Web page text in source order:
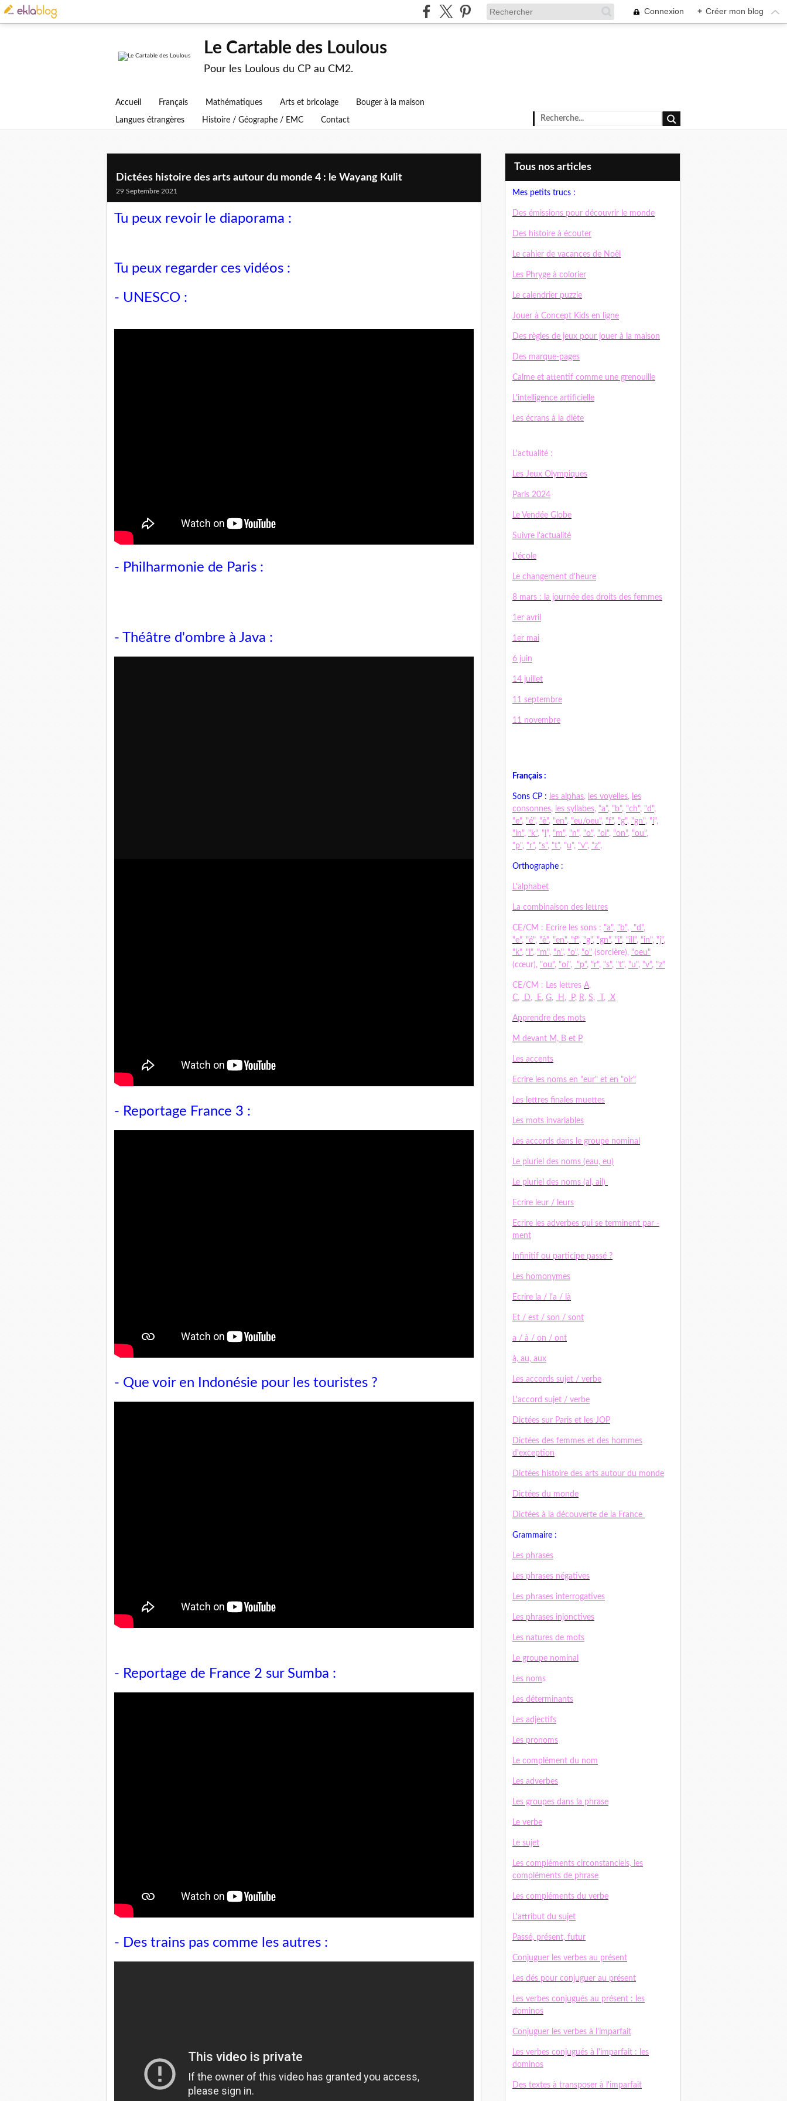
Connexion + Créer mon blog
Le Cartable des Loulous
Pour les Loulous du CP au CM2.
Accueil Français Mathématiques Arts et bricolage Bouger à la maison
Langues étrangères Histoire / Géographe / EMC Contact
Dictées histoire des arts autour du monde 4 : le Wayang Kulit
29 Septembre 2021
Tu peux revoir le diaporama :
Tu peux regarder ces vidéos :
- UNESCO :
- Philharmonie de Paris :
- Théâtre d'ombre à Java :
- Reportage France 3 :
- Que voir en Indonésie pour les touristes ?
- Reportage de France 2 sur Sumba :
- Des trains pas comme les autres :
Tous nos articles
Mes petits trucs :
Des émissions pour découvrir le monde
Des histoire à écouter
Le cahier de vacances de Noël
Les Phryge à colorier
Le calendrier puzzle
Jouer à Concept Kids en ligne
Des règles de jeux pour jouer à la maison
Des marque-pages
Calme et attentif comme une grenouille
L'intelligence artificielle
Les écrans à la diète
L'actualité :
Les Jeux Olympiques
Paris 2024
Le Vendée Globe
Suivre l'actualité
L'école
Le changement d'heure
8 mars : la journée des droits des femmes
1er avril
1er mai
6 juin
14 juillet
11 septembre
11 novembre
Français :
Sons CP : les alphas, les voyelles, les
consonnes, les syllabes, "a", "b", "ch", "d",
"e", "é", "è", "en", "eu/oeu", "f", "g", "gn", "i",
"in", "k", " ", "m", "n", "o", "oi", "on", "ou",
"p", "r", "s", "t", "u", "v", "z",
Orthographe :
L'alphabet
La combinaison des lettres
CE/CM : Ecrire les sons : "a", "b", "d",
"e", "é", "è", "en", "f", "g", "gn", "i", "ill", "in", "j",
"k", "l", "m", "n", "o", "o" (sorcière), "oeu"
(cœur), "ou", "oi", "p", "r", "s", "t", "u", "v", "z"
CE/CM : Les lettres A,
C, D, E, G, H , P, R, S, , X
Apprendre des mots
M devant M, B et P
Les accents
Ecrire les noms en "eur" et en "oir"
Les lettres finales muettes
Les mots invariables
Les accords dans le groupe nominal
Le pluriel des noms (eau, eu)
Le pluriel des noms (al, ail)
Ecrire leur / leurs
Ecrire les adverbes qui se terminent par -
ment
Infinitif ou participe passé ?
Les homonymes
Ecrire la / l'a / là
Et / est / son / sont
a / à / on / ont
à, au, aux
Les accords sujet / verbe
L'accord sujet / verbe
Dictées sur Paris et les JOP
Dictées des femmes et des hommes
d'exception
Dictées histoire des arts autour du monde
Dictées du monde
Dictées à la découverte de la France
Grammaire :
Les phrases
Les phrases négatives
Les phrases interrogatives
Les phrases injonctives
Les natures de mots
Le groupe nominal
Les noms
Les déterminants
Les adjectifs
Les pronoms
Le complément du nom
Les adverbes
Les groupes dans la phrase
Le verbe
Le sujet
Les compléments circonstanciels, les
compléments de phrase
Les compléments du verbe
L'attribut du sujet
Passé, présent, futur
Conjuguer les verbes au présent
Les dés pour conjuguer au présent
Les verbes conjugués au présent : les
dominos
Conjuguer les verbes à l'imparfait
Les verbes conjugués à l'imparfait : les
dominos
Des textes à transposer à l'imparfait